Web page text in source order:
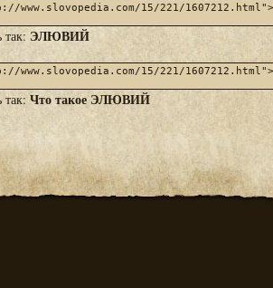
так: ЭЛЮВИЙ
так:Что такое ЭЛЮВИЙ